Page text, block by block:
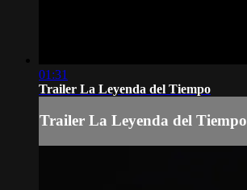
01:31
Trailer La Leyenda del Tiempo
Trailer La Leyenda del Tiempo